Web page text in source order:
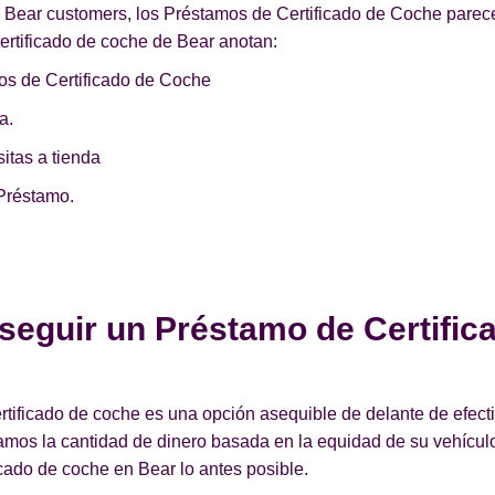
customers, los Préstamos de Certificado de Coche
de coche de Bear anotan:
de Certificado de Coche
a tienda
un Préstamo de
de coche es una opción asequible de delante de
la cantidad de dinero basada en la equidad de su
de coche en Bear lo antes posible.